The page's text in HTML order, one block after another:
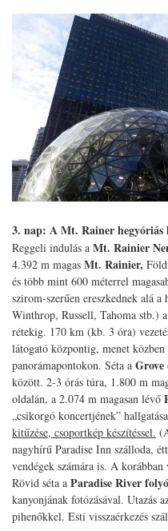
3. nap: A Mt. Rainer hegyóriás
Reggeli indulás a Mt. Rainier
4.392 m magas Mt. Rainier,
és több mint 600 méterrel
szirom-szerűen ereszkednek alá
Winthrop, Russell, Tahoma stb.)
rétekig. 170 km (kb. 3 óra)
látogató központig, menet közben
panorámapontokon. Séta a
között. 2-3 órás túra, 1.800 m
oldalán, a 2.074 m magasan lévő
„csikorgó koncertjének”
kitűzése, csoportkép készítéssel.
nagyhírű Paradise Inn szálloda,
vendégek számára is. A
Rövid séta a Paradise Riverfolyó
kanyonjának fotózásával. Utazás
pihenőkkel. Esti visszaérkezés